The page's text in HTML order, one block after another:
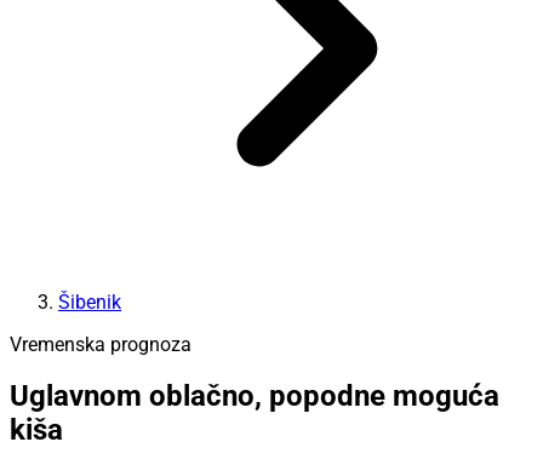
Šibenik
Vremenska prognoza
Uglavnom oblačno, popodne moguća
kiša